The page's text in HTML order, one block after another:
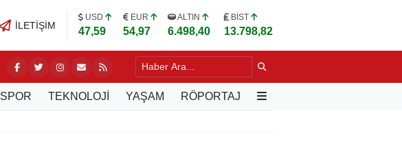
İLETIŞIM
USD
47,59
EUR
54,97
ALTIN
6.498,40
BİST
13.798,82
NASIROĞLU, VARŞOVA'DA TÜRK İŞ İNSANLARIYLA BULUŞTU
SPOR TEKNOLOJİ YAŞAM RÖPORTAJ